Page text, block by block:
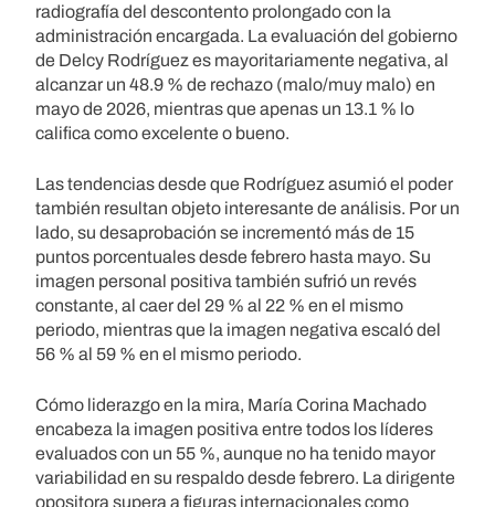
radiografía del descontento prolongado con la
administración encargada. La evaluación del gobierno
de Delcy Rodríguez es mayoritariamente negativa, al
alcanzar un 48.9 % de rechazo (malo/muy malo) en
mayo de 2026, mientras que apenas un 13.1 % lo
califica como excelente o bueno.
Las tendencias desde que Rodríguez asumió el poder
también resultan objeto interesante de análisis. Por un
lado, su desaprobación se incrementó más de 15
puntos porcentuales desde febrero hasta mayo. Su
imagen personal positiva también sufrió un revés
constante, al caer del 29 % al 22 % en el mismo
periodo, mientras que la imagen negativa escaló del
56 % al 59 % en el mismo periodo.
Cómo liderazgo en la mira, María Corina Machado
encabeza la imagen positiva entre todos los líderes
evaluados con un 55 %, aunque no ha tenido mayor
variabilidad en su respaldo desde febrero. La dirigente
opositora supera a figuras internacionales como